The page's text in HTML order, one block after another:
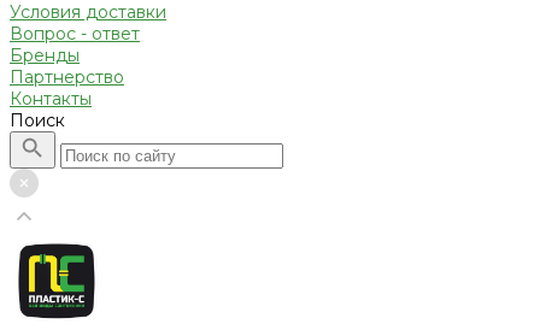
Условия доставки
Вопрос - ответ
Бренды
Партнерство
Контакты
Поиск